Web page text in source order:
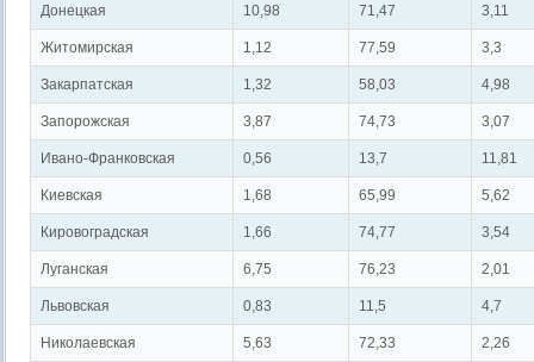
Донецкая 10,98 71,47 3,11
Житомирская 1,12 77,59 3,3
Закарпатская 1,32 58,03 4,98
Запорожская 3,87 74,73 3,07
Ивано-Франковская 0,56 13,7 11,81
Киевская 1,68 65,99 5,62
Кировоградская 1,66 74,77 3,54
Луганская 6,75 76,23 2,01
Львовская 0,83 11,5 4,7
Николаевская 5,63 72,33 2,26